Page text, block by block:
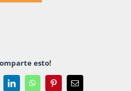
esto!
LinkedInWhatsAppPinterestEmail